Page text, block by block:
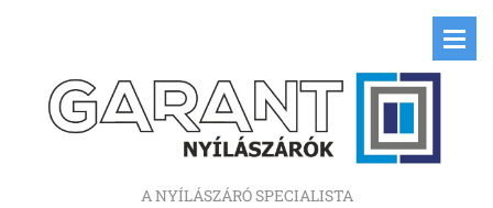
A NYÍLÁSZÁRÓ SPECIALISTA